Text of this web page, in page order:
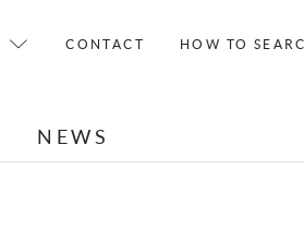
CONTACT HOW TO
NEWS